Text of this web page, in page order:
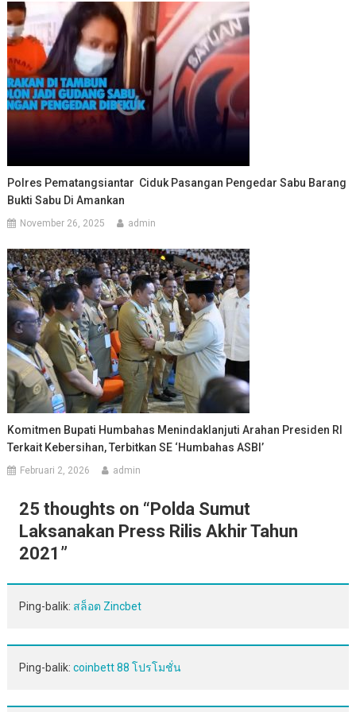
Polres Pematangsiantar Ciduk Pasangan Pengedar Sabu Barang
Bukti Sabu Di Amankan
November 26, 2025 admin
Komitmen Bupati Humbahas Menindaklanjuti Arahan Presiden RI
Terkait Kebersihan, Terbitkan SE ‘Humbahas ASBI’
Februari 2, 2026 admin
25 thoughts on “Polda Sumut
Laksanakan Press Rilis Akhir Tahun
2021 ”
Ping-balik: สล็อต Zincbet
Ping-balik: coinbett 88 โปรโมชั่น